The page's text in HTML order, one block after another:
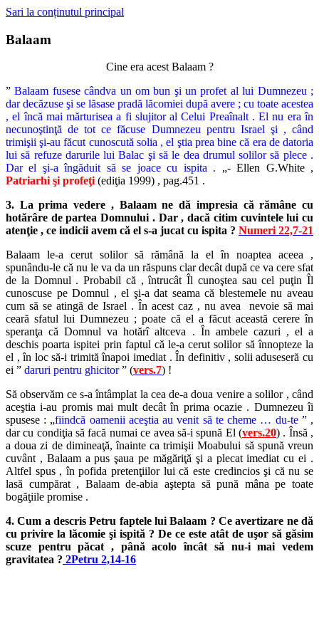
Sari la conținutul principal
Balaam
Cine era acest Balaam ?
”Balaam fusese cândva un om bun şi un profet al lui Dumnezeu ;
dar decăzuse şi se lăsase pradă lăcomiei după avere ; cu toate acestea
, el încă mai mărturisea a fi slujitor al Celui Preaînalt . El nu era în
necunoştinţă de tot ce făcuse Dumnezeu pentru Israel şi , când
trimişii şi-au făcut cunoscută solia , el ştia prea bine că era de datoria
lui să refuze darurile lui Balac şi să le dea drumul solilor să plece .
Dar el şi-a îngăduit să se joace cu ispita . „- Ellen G.White ,
Patriarhi şi profeţi(ediţia 1999) , pag.451 .
3. La prima vedere , Balaam ne dă impresia că rămâne cu
hotărâre de partea Domnului . Dar , dacă citim cuvintele lui cu
atenţie , ce indicii avem că el s-a jucat cu ispita ? Numeri 22,7-21
Balaam le-a cerut solilor să rămână la el în noaptea aceea ,
spunându-le că nu le va da un răspuns clar decât după ce va cere sfat
de la Domnul . Probabil că , întrucât Îl cunoştea sau cel puţin Îl
cunoscuse pe Domnul , el şi-a dat seama că blestemele nu aveau
cum să se atingă de Israel . În acest caz , nu avea nevoie să mai
ceară sfatul lui Dumnezeu ; poate că el a făcut această cerere în
speranţa că Domnul va hotărî altceva . În ambele cazuri , el a
deschis poarta ispitei prin faptul că le-a cerut solilor să înnopteze la
el , în loc să-i trimită înapoi imediat . În definitiv , solii aduseseră cu
ei ” daruri pentru ghicitor” (vers.7) !
Să observăm ce s-a întâmplat la cea de-a doua venire a solilor , când
aceştia i-au promis mai mult decât în prima ocazie . Dumnezeu îi
spusese : „fiindcă oamenii aceştia au venit să te cheme … du-te ” ,
dar cu condiţia să facă numai ce avea să-i spună El (vers.20) . Însă ,
a doua zi de dimineaţă, înainte ca trimişii Moabului să spună vreun
cuvânt , Balaam a pus şaua pe măgăriţă şi a plecat imediat cu ei .
Altfel spus , în pofida pretenţiilor lui că este credincios şi că nu se
lasă cumpărat , Balaam de-abia aştepta să pună mâna pe toate
bogăţiile promise .
4. Cum a descris Petru faptele lui Balaam ? Ce avertizare ne dă
cu privire la lăcomie şi ispită ? De ce este atât de uşor să găsim
scuze pentru păcat , până acolo încât să nu-i mai vedem
gravitatea ? 2Petru 2,14-16